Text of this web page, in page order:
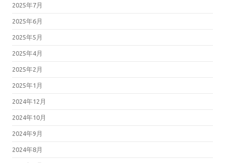
2025年7月
2025年6月
2025年5月
2025年4月
2025年2月
2025年1月
2024年12月
2024年10月
2024年9月
2024年8月